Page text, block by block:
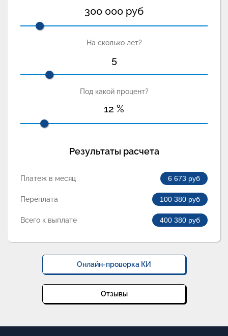
300 000 руб
На сколько лет?
5
Под какой процент?
12 %
Результаты расчета
Платеж в месяц 6 673 руб
Переплата 100 380 руб
Всего к выплате 400 380 руб
Онлайн-проверка КИ
Отзывы